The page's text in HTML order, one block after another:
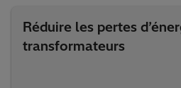
Réduire les pertes
transformateurs